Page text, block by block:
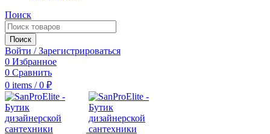
Поиск
Поиск
Войти / Зарегистрироваться
0 Избранное
0 Сравнить
0 items / 0 ₽